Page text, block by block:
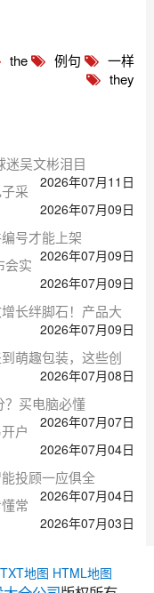
the 例句
一样
they
迷吴文彬泪目
2026年07月11日
采
2026年07月09日
号才能上架
2026年07月09日
会实
2026年07月09日
长绊脚石！产品大
2026年07月09日
萌趣包装，这些创
2026年07月08日
？买电脑必懂
2026年07月07日
户
2026年07月04日
投顾一应俱全
2026年07月04日
常
2026年07月03日
TXT地图 HTML地图